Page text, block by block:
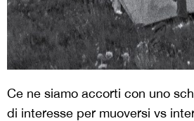
Ce ne siamo accorti con uno
di interesse per muoversi vs